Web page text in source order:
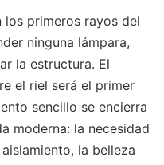
los primeros rayos del
ninguna lámpara,
la estructura. El
el riel será el primer
sencillo se encierra
moderna: la necesidad
la belleza